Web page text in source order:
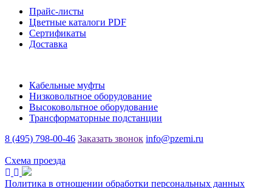
Прайс-листы
Цветные каталоги PDF
Сертификаты
Доставка
Кабельные муфты
Низковольтное оборудование
Высоковольтное оборудование
Трансформаторные подстанции
8 (495) 798-00-46 Заказать звонок info@pzemi.ru
Схема проезда
Политика в отношении обработки персональных данных